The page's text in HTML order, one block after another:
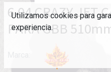
6.04 CRAZY JET
PARA GBB
Utilizamos cookies para
experiencia.